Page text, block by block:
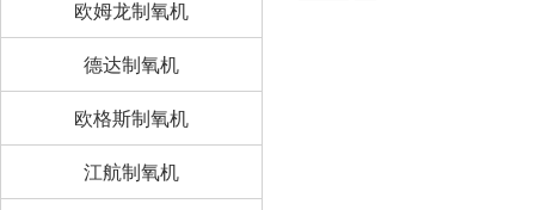
欧姆龙制氧机
德达制氧机
欧格斯制氧机
江航制氧机